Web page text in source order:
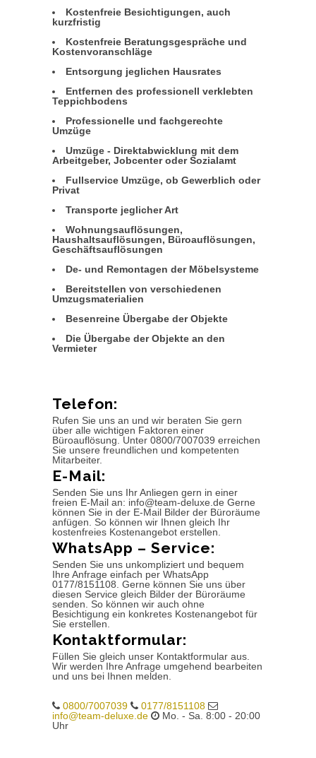
Kostenfreie Besichtigungen, auch
kurzfristig
Kostenfreie Beratungsgespräche und
Kostenvoranschläge
Entsorgung jeglichen Hausrates
Entfernen des professionell verklebten
Teppichbodens
Professionelle und fachgerechte
Umzüge
Umzüge - Direktabwicklung mit dem
Arbeitgeber, Jobcenter oder Sozialamt
Fullservice Umzüge, ob Gewerblich oder
Privat
Transporte jeglicher Art
Wohnungsauflösungen,
Haushaltsauflösungen, Büroauflösungen,
Geschäftsauflösungen
De- und Remontagen der Möbelsysteme
Bereitstellen von verschiedenen
Umzugsmaterialien
Besenreine Übergabe der Objekte
Die Übergabe der Objekte an den
Vermieter
Telefon:
Rufen Sie uns an und wir beraten Sie gern
über alle wichtigen Faktoren einer
Büroauflösung. Unter 0800/7007039 erreichen
Sie unsere freundlichen und kompetenten
Mitarbeiter.
E-Mail:
Senden Sie uns Ihr Anliegen gern in einer
freien E-Mail an: info@team-deluxe.de Gerne
können Sie in der E-Mail Bilder der Büroräume
anfügen. So können wir Ihnen gleich Ihr
kostenfreies Kostenangebot erstellen.
WhatsApp – Service:
Senden Sie uns unkompliziert und bequem
Ihre Anfrage einfach per WhatsApp
0177/8151108. Gerne können Sie uns über
diesen Service gleich Bilder der Büroräume
senden. So können wir auch ohne
Besichtigung ein konkretes Kostenangebot für
Sie erstellen.
Kontaktformular:
Füllen Sie gleich unser Kontaktformular aus.
Wir werden Ihre Anfrage umgehend bearbeiten
und uns bei Ihnen melden.
0800/7007039
0177/8151108
info@team-deluxe.de
Mo. - Sa. 8:00 - 20:00
Uhr